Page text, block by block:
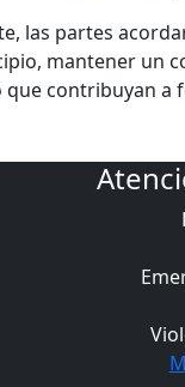
las partes
mantener un
que contribuyan a